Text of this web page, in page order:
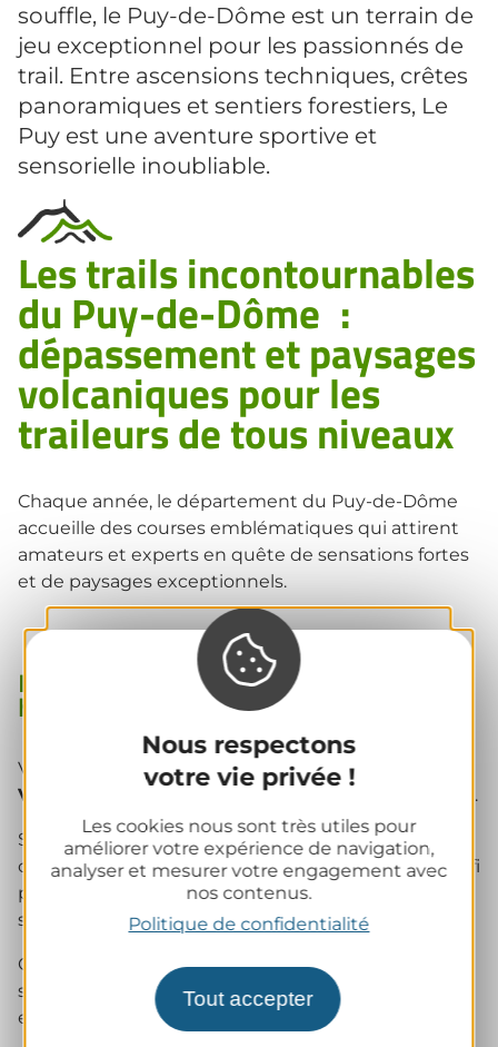
Nous respectons
votre vie privée !
Les cookies nous sont très utiles pour
améliorer votre expérience de navigation,
analyser et mesurer votre engagement avec
nos contenus.
Politique de confidentialité
Tout accepter
souffle, le Puy-de-Dôme est un terrain de
jeu exceptionnel pour les passionnés de
trail. Entre ascensions techniques, crêtes
panoramiques et sentiers forestiers, Le
Puy est une aventure sportive et
sensorielle inoubliable.
Les trails incontournables
du Puy-de-Dôme :
dépassement et paysages
volcaniques pour les
traileurs de tous niveaux
Chaque année, le département du Puy-de-Dôme
accueille des courses emblématiques qui attirent
amateurs et experts en quête de sensations fortes
et de paysages exceptionnels.
Le Trail de Vulcain : une immersion
hivernale au cœur des volcans
Véritable classique du trail auvergnat,le trail de
Vulcain
propose plusieurs distances, de .
Son parcours traverse des sites emblématiques
comme lePuy de Dômeet lePariou, offrant un défi
physique intense et des panoramas spectaculaires
sur la
chaîne des Puys.
Organisé en fin d’hiver, il impose une gestion
stratégique de l’effort face aux conditions parfois
exigeantes.